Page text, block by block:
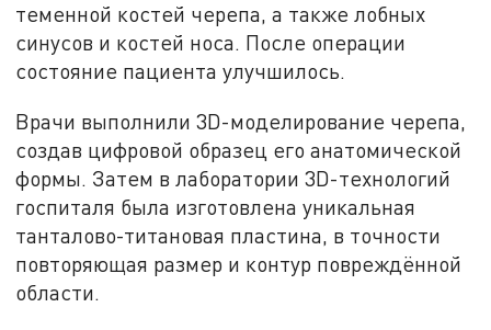
теменной костей черепа, а также лобных
синусов и костей носа. После операции
состояние пациента улучшилось.
Врачи выполнили 3D-моделирование черепа,
создав цифровой образец его анатомической
формы. Затем в лаборатории 3D-технологий
госпиталя была изготовлена уникальная
танталово-титановая пластина, в точности
повторяющая размер и контур повреждённой
области.